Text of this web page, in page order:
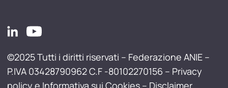
©2025 Tutti i diritti riservati – Federazione ANIE –
P.IVA 03428790962 C.F -80102270156 – Privacy